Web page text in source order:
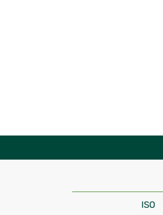
ISO